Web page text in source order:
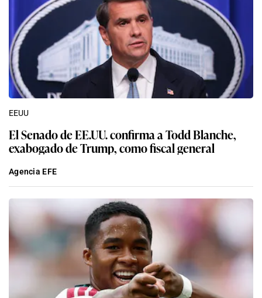
EEUU
El Senado de EE.UU. confirma a Todd Blanche,
exabogado de Trump, como fiscal general
Agencia EFE